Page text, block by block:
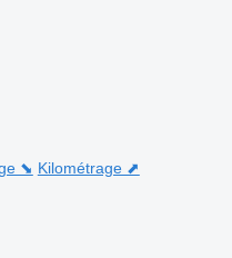
⬊ Kilométrage ⬈